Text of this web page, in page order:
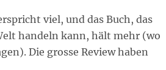
viel, und das Buch, das
handeln kann, hält mehr (wo
Die grosse Review haben